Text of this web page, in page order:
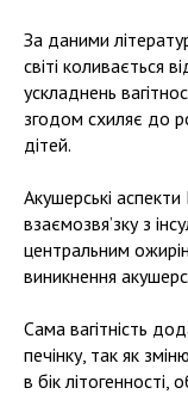
За даними
світі коливається
ускладнень
згодом схиляє до
дітей.
Акушерські
взаємозвя’зку з
центральним
виникнення
Сама вагітність
печінку, так як
в бік